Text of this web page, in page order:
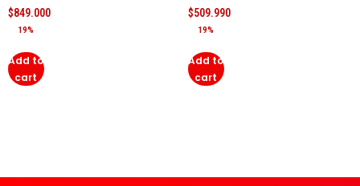
$849.000
19%
Add to
cart
$509.990
19%
Add to
cart